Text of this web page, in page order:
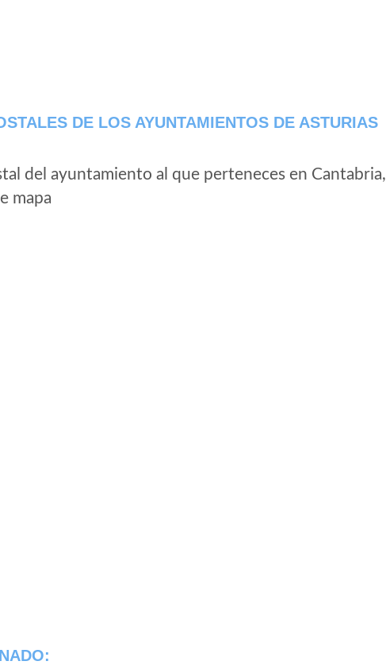
DE LOS AYUNTAMIENTOS DE ASTURIAS
del ayuntamiento al que perteneces en Cantabria,
mapa